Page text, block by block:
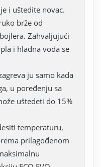
i uštedite novac.
brže od
Zahvaljujući
i hladna voda se
ju samo kada
u poređenju sa
uštedeti do 15%
temperaturu,
prilagođenom